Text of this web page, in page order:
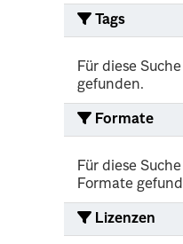
Tags
Für diese
gefunden.
Formate
Für diese
Formate
Lizenzen